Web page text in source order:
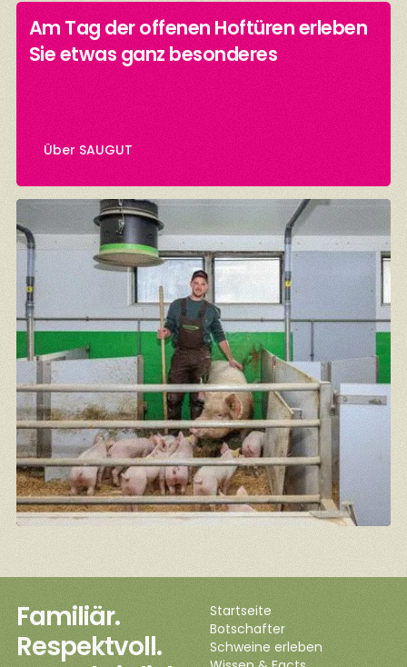
Am Tag der offenen Hoftüren erleben
Sie etwas ganz besonderes
Über SAUGUT
Familiär.
Respektvoll.
Startseite
Botschafter
Schweine erleben